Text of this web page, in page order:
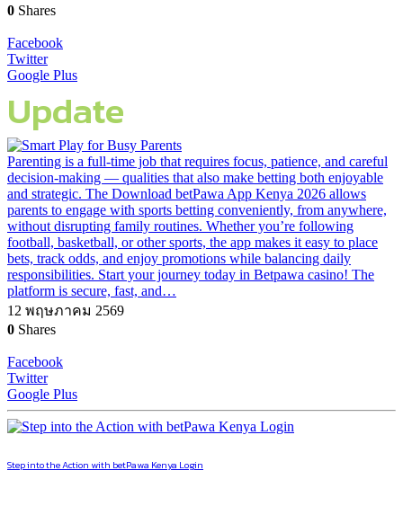
0 Shares
Facebook
Twitter
Google Plus
Update
Parenting is a full-time job that requires focus, patience, and careful
decision-making — qualities that also make betting both enjoyable
and strategic. The Download betPawa App Kenya 2026 allows
parents to engage with sports betting conveniently, from anywhere,
without disrupting family routines. Whether you’re following
football, basketball, or other sports, the app makes it easy to place
bets, track odds, and enjoy promotions while balancing daily
responsibilities. Start your journey today in Betpawa casino! The
platform is secure, fast, and…
12 พฤษภาคม 2569
0 Shares
Facebook
Twitter
Google Plus
Step into the Action with betPawa Kenya Login